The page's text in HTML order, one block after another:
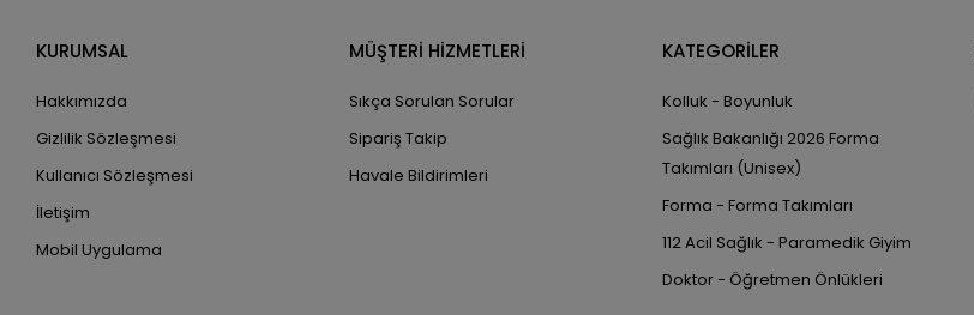
KURUMSAL
Hakkımızda
Gizlilik Sözleşmesi
Kullanıcı Sözleşmesi
İletişim
Mobil Uygulama
MÜŞTERİ HİZMETLERİ
Sıkça Sorulan Sorular
Sipariş Takip
Havale Bildirimleri
KATEGORİLER
Kolluk - Boyunluk
Sağlık Bakanlığı 2026 Forma
Takımları (Unisex)
Forma - Forma Takımları
112 Acil Sağlık - Paramedik Giyim
Doktor - Öğretmen Önlükleri